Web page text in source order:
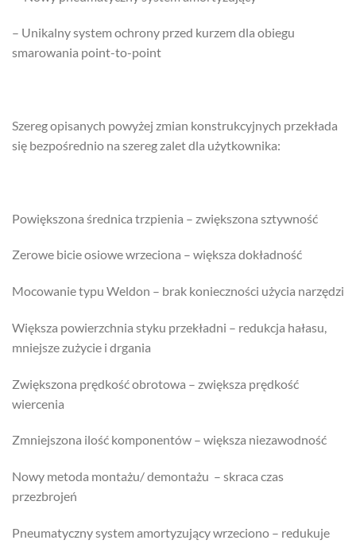
– Unikalny system ochrony przed kurzem dla obiegu
smarowania point-to-point
Szereg opisanych powyżej zmian konstrukcyjnych przekłada
się bezpośrednio na szereg zalet dla użytkownika:
Powiększona średnica trzpienia – zwiększona sztywność
Zerowe bicie osiowe wrzeciona – większa dokładność
Mocowanie typu Weldon – brak konieczności użycia narzędzi
Większa powierzchnia styku przekładni – redukcja hałasu,
mniejsze zużycie i drgania
Zwiększona prędkość obrotowa – zwiększa prędkość
wiercenia
Zmniejszona ilość komponentów – większa niezawodność
Nowy metoda montażu/ demontażu – skraca czas
przezbrojeń
Pneumatyczny system amortyzujący wrzeciono – redukuje